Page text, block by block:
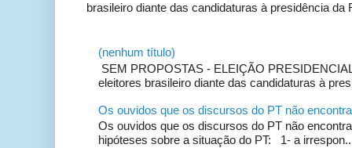
brasileiro diante das candidaturas à presidência da
(nenhum título)
SEM PROPOSTAS - ELEIÇÃO
eleitores brasileiro diante das candidaturas à
Os ouvidos que os discursos do PT não
Os ouvidos que os discursos do PT não
hipóteses sobre a situação do PT: 1- a